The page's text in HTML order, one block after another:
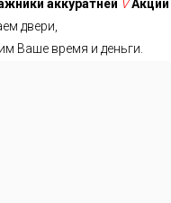
аккуратней VАкции
двери,
Ваше время и деньги.